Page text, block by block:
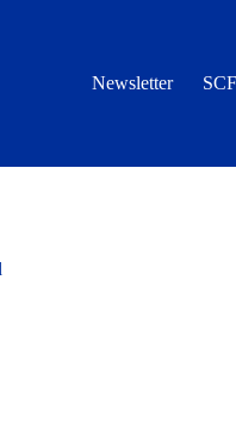
Newsletter